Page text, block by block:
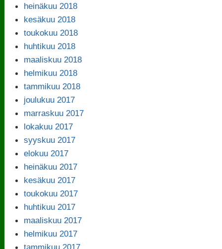
heinäkuu 2018
kesäkuu 2018
toukokuu 2018
huhtikuu 2018
maaliskuu 2018
helmikuu 2018
tammikuu 2018
joulukuu 2017
marraskuu 2017
lokakuu 2017
syyskuu 2017
elokuu 2017
heinäkuu 2017
kesäkuu 2017
toukokuu 2017
huhtikuu 2017
maaliskuu 2017
helmikuu 2017
tammikuu 2017